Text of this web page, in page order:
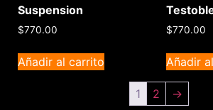
Suspension
$770.00
Añadir al carrito
$770.00
Añadir
1 2 →